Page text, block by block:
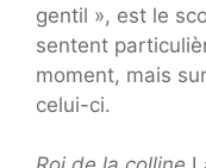
gentil », est le
sentent
moment, mais
celui-ci.